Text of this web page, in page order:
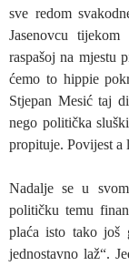
sve redom
Jasenovcu
raspašoj na mjestu
ćemo to hippie
Stjepan Mesić taj
nego politička
propituje. Povijest a
Nadalje se u
političku temu
plaća isto tako još
jednostavno laž“.